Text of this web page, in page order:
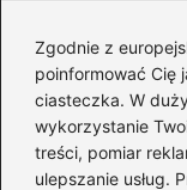
Zgodnie z
poinformować Cię
ciasteczka. W
wykorzystanie
treści, pomiar
ulepszanie usług.